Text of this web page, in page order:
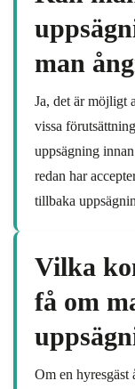
man
Ja, det är möjligt
vissa
uppsägning
redan har
tillbaka
Vilka
få om
Om en hyresgäst